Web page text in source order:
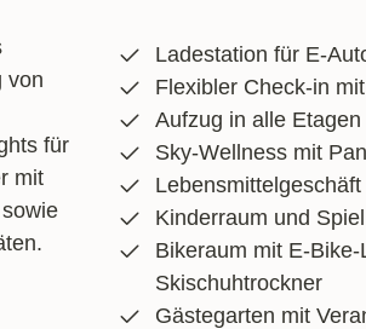
von
für
mit
Ladestation für E-
Flexibler Check-in
Aufzug in alle Etagen
Sky-Wellness mit
Kinderraum und
Bikeraum mit E-
Skischuhtrockner
Gästegarten mit